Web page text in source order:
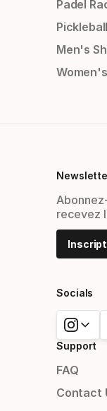
Padel
Men's
recevez
Socials
Support
FAQ
Contact